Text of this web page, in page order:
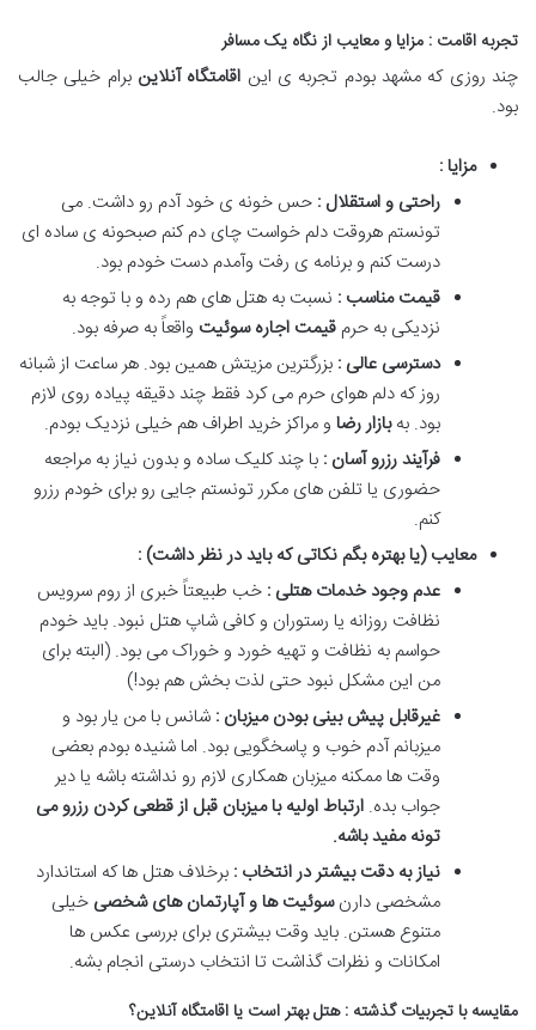
تجربه اقامت : مزایا و معایب از نگاه یک مسافر
چند روزی که مشهد بودم تجربه ی این اقامتگاه آنلاین برام خیلی جالب
بود.
مزایا :
راحتی و استقلال : حس خونه ی خود آدم رو داشت. می
تونستم هروقت دلم خواست چای دم کنم صبحونه ی ساده ای
درست کنم و برنامه ی رفت وآمدم دست خودم بود.
قیمت مناسب : نسبت به هتل های هم رده و با توجه به
نزدیکی به حرم قیمت اجاره سوئیت واقعاً به صرفه بود.
دسترسی عالی : بزرگترین مزیتش همین بود. هر ساعت از شبانه
روز که دلم هوای حرم می کرد فقط چند دقیقه پیاده روی لازم
بود. بهبازار رضا و مراکز خرید اطراف هم خیلی نزدیک بودم.
فرآیند رزرو آسان : با چند کلیک ساده و بدون نیاز به مراجعه
حضوری یا تلفن های مکرر تونستم جایی رو برای خودم رزرو
کنم.
معایب (یا بهتره بگم نکاتی که باید در نظر داشت) :
عدم وجود خدمات هتلی : خب طبیعتاً خبری از روم سرویس
نظافت روزانه یا رستوران و کافی شاپ هتل نبود. باید خودم
حواسم به نظافت و تهیه خورد و خوراک می بود. (البته برای
من این مشکل نبود حتی لذت بخش هم بود!)
غیرقابل پیش بینی بودن میزبان : شانس با من یار بود و
میزبانم آدم خوب و پاسخگویی بود. اما شنیده بودم بعضی
وقت ها ممکنه میزبان همکاری لازم رو نداشته باشه یا دیر
جواب بده. ارتباط اولیه با میزبان قبل از قطعی کردن رزرو می
تونه مفید باشه.
نیاز به دقت بیشتر در انتخاب : برخلاف هتل ها که استاندارد
مشخصی دارنسوئیت ها و آپارتمان های شخصی خیلی
متنوع هستن. باید وقت بیشتری برای بررسی عکس ها
امکانات و نظرات گذاشت تا انتخاب درستی انجام بشه.
مقایسه با تجربیات گذشته : هتل بهتر است یا اقامتگاه آنلاین؟